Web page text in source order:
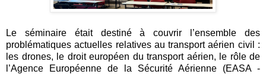
Le séminaire était destiné à couvrir l’ensemble des
problématiques actuelles relatives au transport aérien civil :
les drones, le droit européen du transport aérien, le rôle de
l’Agence Européenne de la Sécurité Aérienne (EASA -